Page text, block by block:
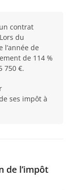
contrat
du
l’année de
de 114 %
750 €.
ses impôt à
de l’impôt